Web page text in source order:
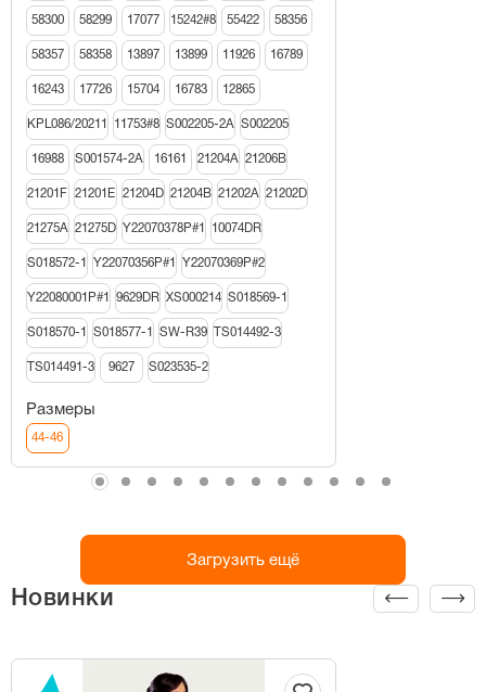
58300 58299 17077 15242#8 55422 58356
58357 58358 13897 13899 11926 16789
16243 17726 15704 16783 12865
KPL086/20211 11753#8 S002205-2A S002205
16988 S001574-2A 16161 21204A 21206В
21201F 21201E 21204D 21204B 21202A 21202D
21275A 21275D Y22070378P#1 10074DR
S018572-1 Y22070356P#1 Y22070369P#2
Y22080001P#1 9629DR XS000214 S018569-1
S018570-1 S018577-1 SW-R39 TS014492-3
TS014491-3 9627 S023535-2
Размеры
44-46
Загрузить ещё
Новинки